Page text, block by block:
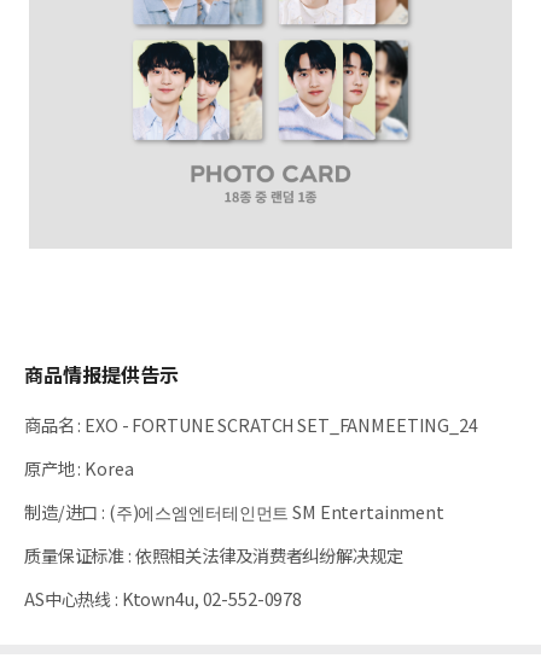
商品情报提供告示
商品名: EXO - FORTUNE SCRATCH SET_FANMEETING_24
原产地: Korea
制造/进口 : (주)에스엠엔터테인먼트 SM Entertainment
质量保证标准 :依照相关法律及消费者纠纷解决规定
AS中心热线 : Ktown4u, 02-552-0978